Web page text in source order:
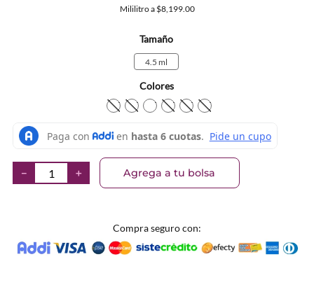
Mililitroa $8,199.00
Tamaño
4.5 ml
Colores
TEXTURA_681619816147
TEXTURA_681619816130
TEXTURA_681619816123
TEXTURA_681619816116
＋
－ Agrega a tu bolsa
Compra seguro con: